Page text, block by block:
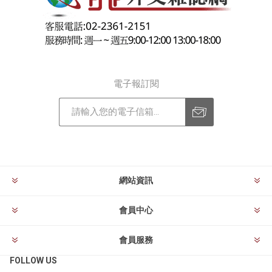
電子報訂閱
網站資訊
會員中心
會員服務
FOLLOW US